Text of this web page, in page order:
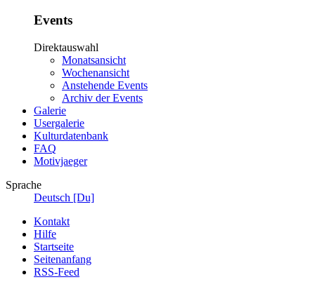
Events
Direktauswahl
Monatsansicht
Wochenansicht
Anstehende Events
Archiv der Events
Galerie
Usergalerie
Kulturdatenbank
FAQ
Motivjaeger
Sprache
Deutsch [Du]
Kontakt
Hilfe
Startseite
Seitenanfang
RSS-Feed